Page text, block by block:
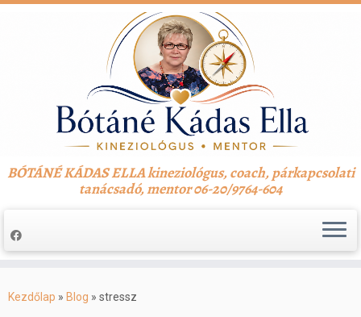
to
BÓTÁNÉ KÁDAS ELLA kineziológus, coach, párkapcsolati
tanácsadó, mentor 06-20/9764-604
Kezdőlap » Blog » stressz